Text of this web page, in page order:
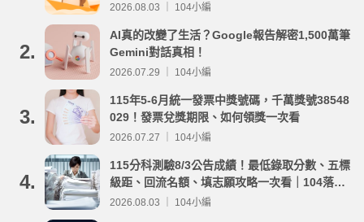
2026.08.03 ｜ 104小編
2.
AI真的改變了生活？Google報告解密1,500萬筆
Gemini對話真相！
2026.07.29 ｜ 104小編
3.
115年5-6月統一發票中獎號碼，千萬獎號38548
029！發票兌獎期限、如何領獎一次看
2026.07.27 ｜ 104小編
4.
115分科測驗8/3公告成績！最低錄取分數、五標
級距、回流名額、填志願攻略一次看｜104落點
分析
2026.08.03 ｜ 104小編